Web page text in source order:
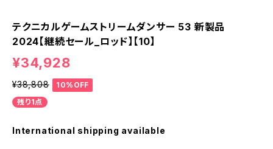
テクニカルゲームストリームダンサー 53 新製品
2024【継続セール_ロッド】【10】
¥34,928
¥38,808
10%OFF
残り1点
International shipping available